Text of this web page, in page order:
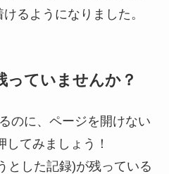
るようになりました。
っていませんか？
のに、ページを開けない
してみましょう！
とした記録)が残っている